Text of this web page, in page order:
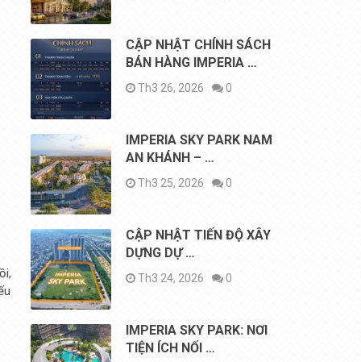
CẬP NHẬT CHÍNH SÁCH
BÁN HÀNG IMPERIA …
Th3 26, 2026 0
IMPERIA SKY PARK NAM
AN KHÁNH – …
Th3 25, 2026 0
CẬP NHẬT TIẾN ĐỘ XÂY
DỰNG DỰ …
Th3 24, 2026 0
IMPERIA SKY PARK: NƠI
TIỆN ÍCH NỐI …